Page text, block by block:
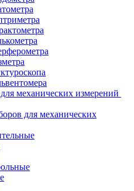
механических измерений
для механических